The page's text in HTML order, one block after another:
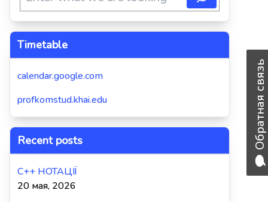
Timetable
calendar.google.com
profkomstud.khai.edu
Recent posts
C++ НОТАЦІЇ
20 мая, 2026
Обратная связь